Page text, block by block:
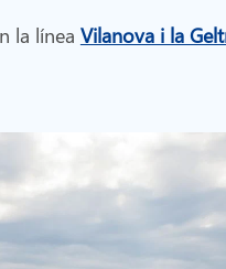
la línea Vilanova i la